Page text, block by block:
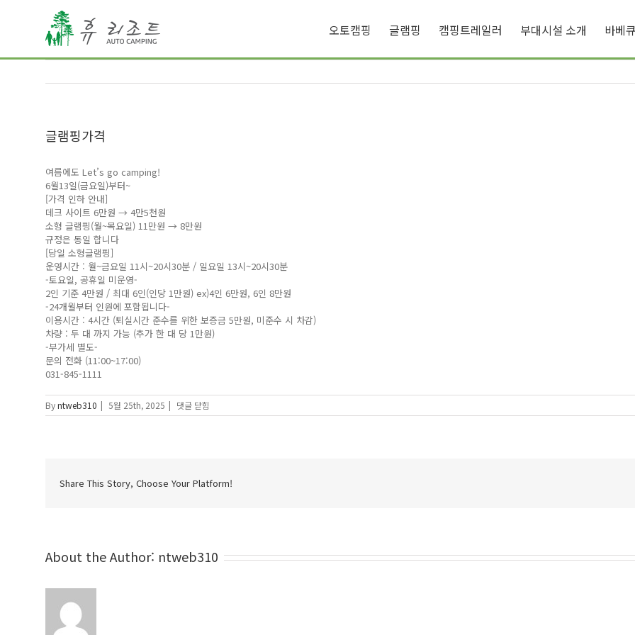
오토캠핑 글램핑 캠핑트레일러 부대시설 소개 바베
글램핑가격
여름에도 Let’s go camping!
6월13일(금요일)부터~
[가격 인하 안내]
데크 사이트 6만원 → 4만5천원
소형 글램핑(월~목요일) 11만원 → 8만원
규정은 동일 합니다
[당일 소형글램핑]
운영시간 : 월~금요일 11시~20시30분 / 일요일 13시~20시30분
-토요일, 공휴일 미운영-
2인 기준 4만원 / 최대 6인(인당 1만원) ex)4인 6만원, 6인 8만원
-24개월부터 인원에 포함됩니다-
이용시간 : 4시간 (퇴실시간 준수를 위한 보증금 5만원, 미준수 시 차감)
차량 : 두 대 까지 가능 (추가 한 대 당 1만원)
-부가세 별도-
문의 전화 (11:00~17:00)
031-845-1111
Byntweb310 | 5월 25th, 2025 | 글
램
댓글 닫힘
Share This Story, Choose Your Platform!
About the Author: ntweb310